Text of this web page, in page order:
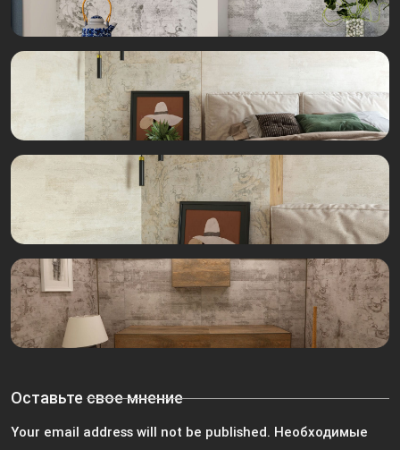
Оставьте свое мнение
Your email address will not be published. Необходимые